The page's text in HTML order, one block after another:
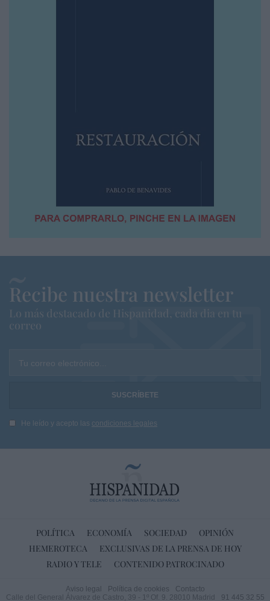
Recibe nuestra newsletter
Lo más destacado de Hispanidad, cada dia en tu
correo
Tu correo electrónico...
He leído y acepto las condiciones legales
POLÍTICA ECONOMÍA SOCIEDAD
OPINIÓN
HEMEROTECA
EXCLUSIVAS DE LA PRENSA DE HOY
RADIO Y TELE
CONTENIDO PATROCINADO
Aviso legal Política de cookies
Contacto
Calle del General Álvarez de Castro, 39 - 1º Of. 9. 28010 Madrid
91 445 32 55